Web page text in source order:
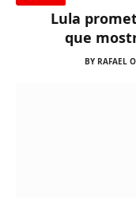
Lula
que
BY RAFAEL